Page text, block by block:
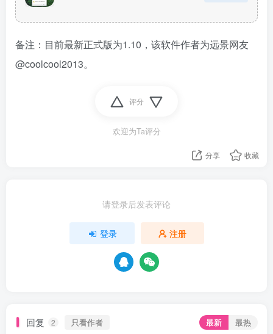
备注：目前最新正式版为1.10，该软件作者为远景网友
@coolcool2013。
评分
欢迎为Ta评分
分享 收藏
请登录后发表评论
登录 注册
回复 2 只看作者 最新 最热